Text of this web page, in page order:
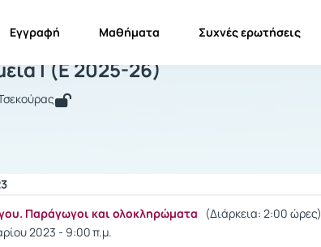
Εγγραφή Μαθήματα Συχνές ερωτήσεις
Ι
Ι (Ε 2025-26)
Παράγωγοι και ολοκληρώματα (Διάρκεια: 2:00 ώρες)
2023 - 9:00 π.μ.